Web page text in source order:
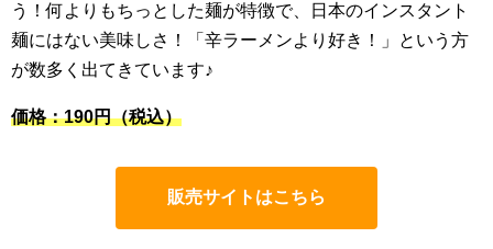
う！何よりもちっとした麺が特徴で、日本のインスタント
麺にはない美味しさ！「辛ラーメンより好き！」という方
が数多く出てきています♪
価格：190円（税込）
販売サイトはこちら